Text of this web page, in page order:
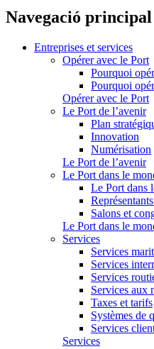
Navegació principal
Entreprises et services
Opérer avec le Port
Pourquoi
Pourquoi
Opérer avec le Port
Le Port de l’avenir
Plan
Innovation
Numérisation
Le Port de l’avenir
Le Port dans le
Le Port dans
Salons et
Le Port dans le
Services
Services
Services
Services
Services aux
Taxes et tarifs
Systèmes de
Services
Services